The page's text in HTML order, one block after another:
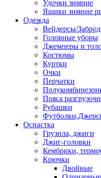
Удочки зимние
Ящики зимние
Одежда
Вейдерсы/
Головные уборы
Джемперы и
Костюмы
Куртки
Очки
Перчатки
Пояса
Рубашки
Оснастка
Грузила, джиги
Джиг-головки
Кембрики,
Крючки
Двойные